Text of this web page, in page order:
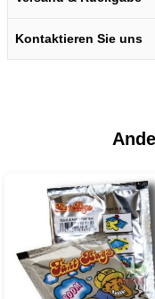
Kontaktieren Sie uns